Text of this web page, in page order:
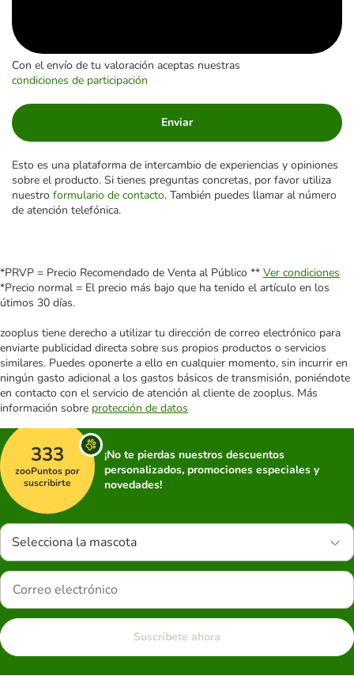
Con el envío de tu valoración aceptas nuestras
condiciones de participación
Enviar
Esto es una plataforma de intercambio de experiencias y opiniones
sobre el producto. Si tienes preguntas concretas, por favor utiliza
nuestro formulario de contacto. También puedes llamar al número
de atención telefónica.
*PRVP = Precio Recomendado de Venta al Público ** Ver condiciones
*Precio normal = El precio más bajo que ha tenido el artículo en los
útimos 30 días.
zooplus tiene derecho a utilizar tu dirección de correo electrónico para
enviarte publicidad directa sobre sus propios productos o servicios
similares. Puedes oponerte a ello en cualquier momento, sin incurrir en
ningún gasto adicional a los gastos básicos de transmisión, poniéndote
en contacto con el servicio de atención al cliente de zooplus. Más
información sobre protección de datos
333
zooPuntos por
suscribirte
¡No te pierdas nuestros descuentos
personalizados, promociones especiales y
novedades!
Selecciona la mascota
Suscríbete ahora